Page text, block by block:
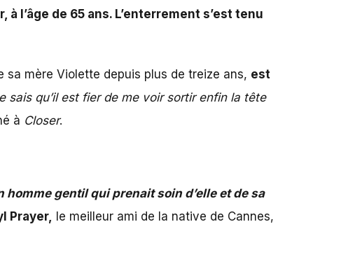
l’âge de 65 ans. L’enterrement s’est tenu
sa mère Violette depuis plus de treize ans, est
qu’il est fier de me voir sortir enfin la tête
à Closer.
homme gentil qui prenait soin d’elle et de sa
Prayer, le meilleur ami de la native de Cannes,